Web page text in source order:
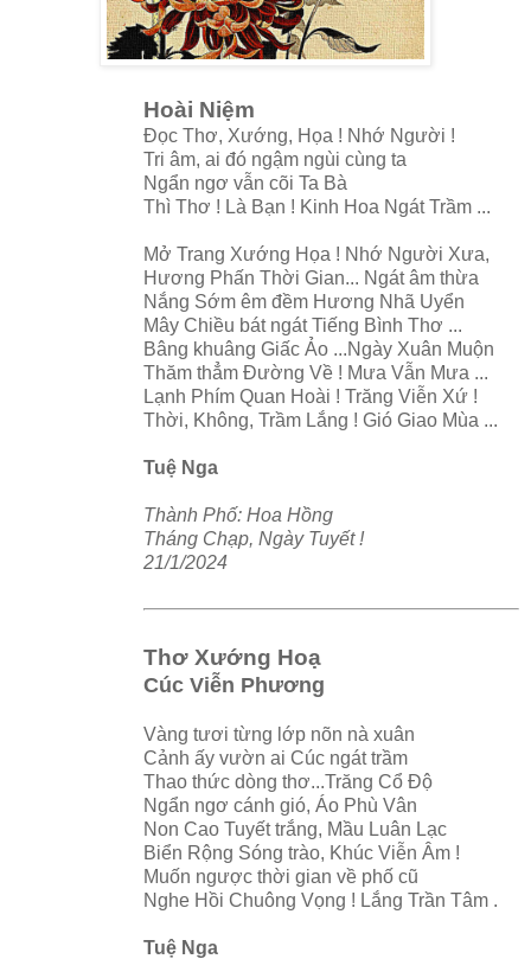
Hoài Niệm
Đọc Thơ, Xướng, Họa ! Nhớ Người !
Tri âm, ai đó ngậm ngùi cùng ta
Ngẩn ngơ vẫn cõi Ta Bà
Thì Thơ ! Là Bạn ! Kinh Hoa Ngát Trầm ...
Mở Trang Xướng Họa ! Nhớ Người Xưa,
Hương Phấn Thời Gian... Ngát âm thừa
Nắng Sớm êm đềm Hương Nhã Uyển
Mây Chiều bát ngát Tiếng Bình Thơ ...
Bâng khuâng Giấc Ảo ...Ngày Xuân Muộn
Thăm thẳm Đường Về ! Mưa Vẫn Mưa ...
Lạnh Phím Quan Hoài ! Trăng Viễn Xứ !
Thời, Không, Trầm Lắng ! Gió Giao Mùa ...
Tuệ Nga
Thành Phố: Hoa Hồng
Tháng Chạp, Ngày Tuyết !
21/1/2024
Thơ Xướng Hoạ
Cúc Viễn Phương
Vàng tươi từng lớp nõn nà xuân
Cảnh ấy vườn ai Cúc ngát trầm
Thao thức dòng thơ...Trăng Cổ Độ
Ngẩn ngơ cánh gió, Áo Phù Vân
Non Cao Tuyết trắng, Mầu Luân Lạc
Biển Rộng Sóng trào, Khúc Viễn Âm !
Muốn ngược thời gian về phố cũ
Nghe Hồi Chuông Vọng ! Lắng Trần Tâm .
Tuệ Nga